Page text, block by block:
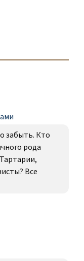
забыть. Кто
рода
Все